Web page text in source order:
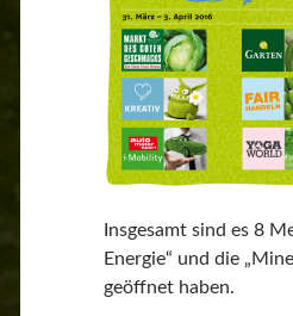
Insgesamt sind es 8
Energie“ und die
geöffnet haben.